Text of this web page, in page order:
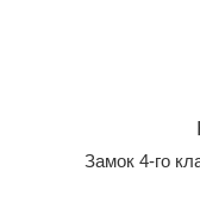
Замок 4-го